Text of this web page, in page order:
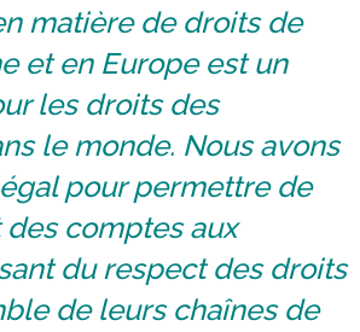
matière de droits de
et en Europe est un
les droits des
le monde. Nous avons
pour permettre de
comptes aux
du respect des droits
de leurs chaînes de